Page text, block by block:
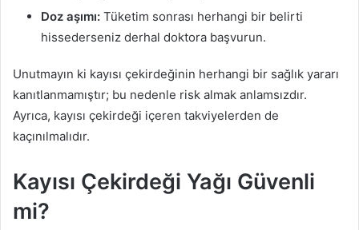
Doz aşımı: Tüketim sonrası herhangi bir belirti
hissederseniz derhal doktora başvurun.
Unutmayın ki kayısı çekirdeğinin herhangi bir sağlık yararı
kanıtlanmamıştır; bu nedenle risk almak anlamsızdır.
Ayrıca, kayısı çekirdeği içeren takviyelerden de
kaçınılmalıdır.
Kayısı Çekirdeği Yağı Güvenli
mi?